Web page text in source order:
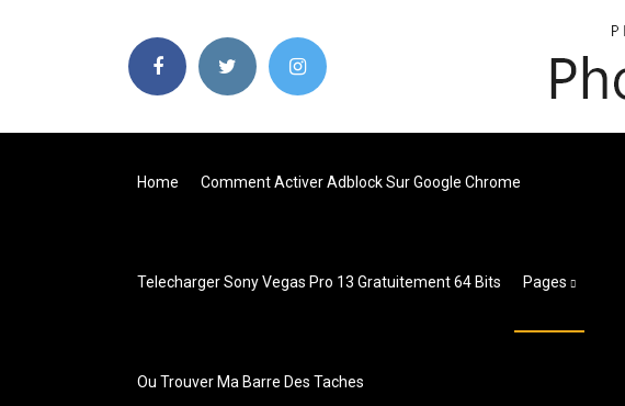
Home Comment Activer Adblock Sur Google Chrome
Telecharger Sony Vegas Pro 13 Gratuitement 64 Bits Pages
Ou Trouver Ma Barre Des Taches